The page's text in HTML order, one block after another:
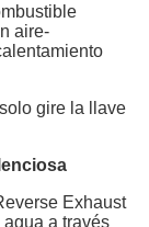
aire-
gire la llave
Exhaust
a través